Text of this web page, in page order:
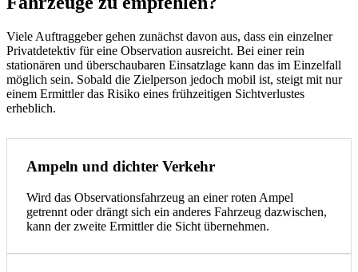
Viele Auftraggeber gehen zunächst davon aus, dass ein einzelner
Privatdetektiv für eine Observation ausreicht. Bei einer rein
stationären und überschaubaren Einsatzlage kann das im Einzelfall
möglich sein. Sobald die Zielperson jedoch mobil ist, steigt mit nur
einem Ermittler das Risiko eines frühzeitigen Sichtverlustes
erheblich.
Ampeln und dichter Verkehr
Wird das Observationsfahrzeug an einer roten Ampel
getrennt oder drängt sich ein anderes Fahrzeug dazwischen,
kann der zweite Ermittler die Sicht übernehmen.